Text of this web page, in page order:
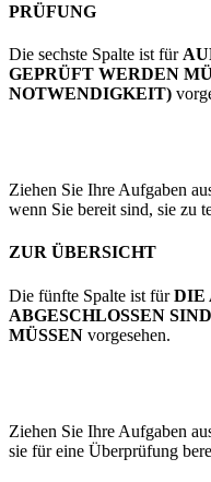
PRÜFUNG
Die sechste Spalte ist für
GEPRÜFT WERDEN
NOTWENDIGKEIT)
Ziehen Sie Ihre Aufgaben
wenn Sie bereit sind, sie zu
ZUR ÜBERSICHT
Die fünfte Spalte ist fürDIE
ABGESCHLOSSEN
MÜSSEN vorgesehen.
Ziehen Sie Ihre Aufgaben
sie für eine Überprüfung